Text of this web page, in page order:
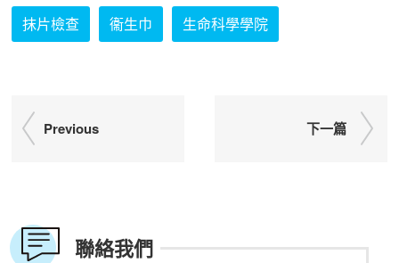
抹片檢查 衞生巾 生命科學學院
Previous 下一篇
聯絡我們